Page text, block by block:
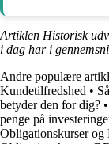
Artiklen Historisk
i dag har i
Andre populære
Kundetilfredshed •
betyder den for dig? •
penge på
Obligationskurser og